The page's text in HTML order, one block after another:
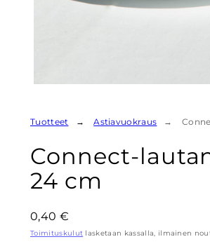
Tuotteet Astiavuokraus
Connect-
24 cm
Hinta
0,40 €
Toimituskulut lasketaan kassalla, ilmainen